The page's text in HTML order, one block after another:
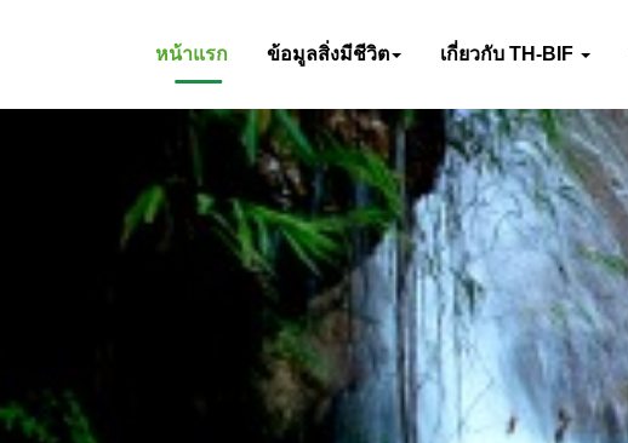
หน้าแรก ข้อมูลสิ่งมีชีวิต เกี่ยวกับ TH-BIF